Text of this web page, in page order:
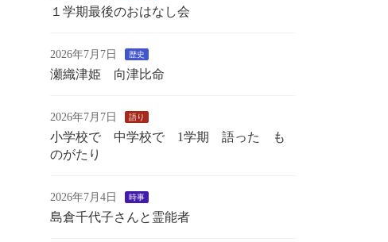
１学期最後のおはなし会
2026年7月7日 歴史
瀬織津姫 向津比命
2026年7月7日 語り
小学校で 中学校で 1学期 語った も
のがたり
2026年7月4日 時事
島倉千代子さんと霊能者